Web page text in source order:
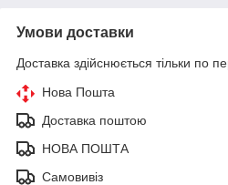
Умови доставки
Доставка здійснюється тільки по
Нова Пошта
Доставка поштою
НОВА ПОШТА
Самовивіз